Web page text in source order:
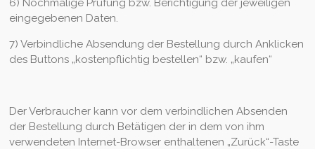
6) Nochmalige Prüfung bzw. Berichtigung der jeweiligen
eingegebenen Daten.
7) Verbindliche Absendung der Bestellung durch Anklicken
des Buttons „kostenpflichtig bestellen“ bzw. „kaufen“
Der Verbraucher kann vor dem verbindlichen Absenden
der Bestellung durch Betätigen der in dem von ihm
verwendeten Internet-Browser enthaltenen „Zurück“-Taste